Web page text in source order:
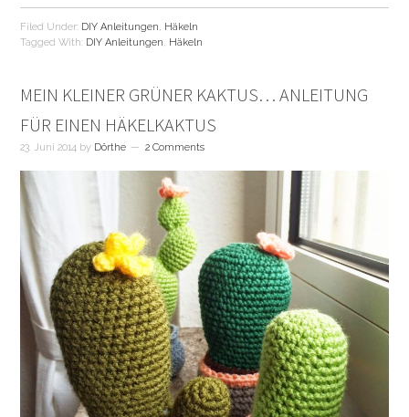
Filed Under: DIY Anleitungen
Häkeln
Tagged With: DIY Anleitungen Häkeln
MEIN KLEINER GRÜNER KAKTUS… ANLEITUNG
FÜR EINEN HÄKELKAKTUS
23. Juni 2014 by Dörthe 2 Comments